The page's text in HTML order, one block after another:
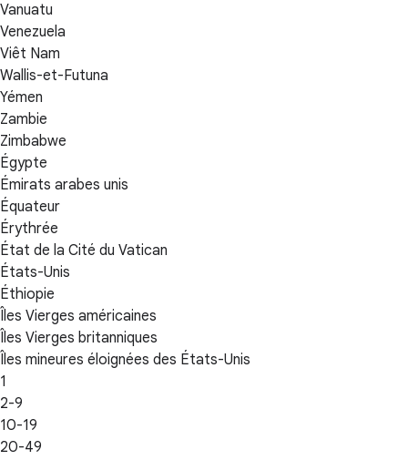
Vanuatu
Venezuela
Viêt Nam
Wallis-et-Futuna
Yémen
Zambie
Zimbabwe
Égypte
Émirats arabes unis
Équateur
Érythrée
État de la Cité du Vatican
États-Unis
Éthiopie
Îles Vierges américaines
Îles Vierges britanniques
Îles mineures éloignées des États-Unis
1
2-9
10-19
20-49